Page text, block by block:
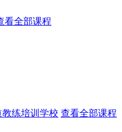
看全部课程
练培训学校 查看全部课程